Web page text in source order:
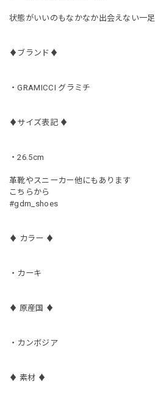
状態がいいのもなかなか出会えない一足
♦︎ブランド♦︎
・GRAMICCI グラミチ
♦︎サイズ表記 ♦︎
・26.5cm
革靴やスニーカー他にもあります
こちらから
#gdm_shoes
♦︎ カラー ♦︎
・カーキ
♦︎ 原産国 ♦︎
・カンボジア
♦︎ 素材 ♦︎